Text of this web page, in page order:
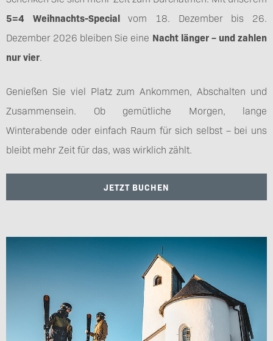
5=4 Weihnachts-Specialvom 18. Dezember bis 26.
Dezember 2026 bleiben Sie eine Nacht länger – und zahlen
nur vier.
Genießen Sie viel Platz zum Ankommen, Abschalten und
Zusammensein. Ob gemütliche Morgen, lange
Winterabende oder einfach Raum für sich selbst – bei uns
bleibt mehr Zeit für das, was wirklich zählt.
JETZT BUCHEN